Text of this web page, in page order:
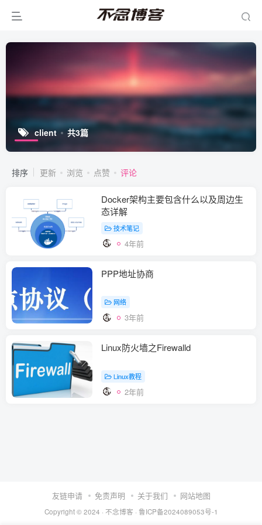
client 共3篇
排序 更新 浏览 点赞 评论
Docker架构主要包含什么以及周边生
态详解
技术笔记
4年前
PPP地址协商
网络
3年前
Linux防火墙之Firewalld
Linux教程
2年前
友链申请 免责声明 关于我们 网站地图
Copyright © 2024 · 不念博客 · 鲁ICP备2024089053号-1